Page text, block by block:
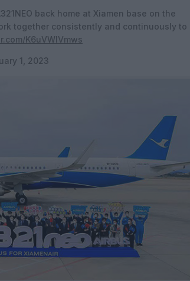
back home at Xiamen base on the
together consistently and continuously to
K6uVWlVmws
1, 2023